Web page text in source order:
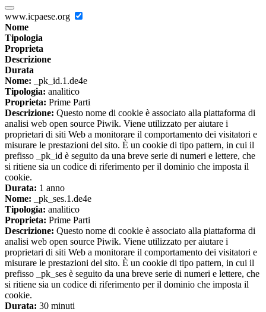
www.icpaese.org
Nome
Tipologia
Proprieta
Descrizione
Durata
Nome: _pk_id.1.de4e
Tipologia: analitico
Proprieta: Prime Parti
Descrizione: Questo nome di cookie è associato alla piattaforma di
analisi web open source Piwik. Viene utilizzato per aiutare i
proprietari di siti Web a monitorare il comportamento dei visitatori e
misurare le prestazioni del sito. È un cookie di tipo pattern, in cui il
prefisso _pk_id è seguito da una breve serie di numeri e lettere, che
si ritiene sia un codice di riferimento per il dominio che imposta il
cookie.
Durata: 1 anno
Nome: _pk_ses.1.de4e
Tipologia: analitico
Proprieta: Prime Parti
Descrizione: Questo nome di cookie è associato alla piattaforma di
analisi web open source Piwik. Viene utilizzato per aiutare i
proprietari di siti Web a monitorare il comportamento dei visitatori e
misurare le prestazioni del sito. È un cookie di tipo pattern, in cui il
prefisso _pk_ses è seguito da una breve serie di numeri e lettere, che
si ritiene sia un codice di riferimento per il dominio che imposta il
cookie.
Durata: 30 minuti